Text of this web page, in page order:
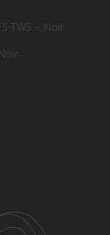
TWS – Noir